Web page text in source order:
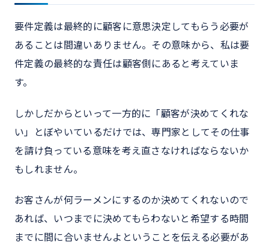
要件定義は最終的に顧客に意思決定してもらう必要が
あることは間違いありません。その意味から、私は要
件定義の最終的な責任は顧客側にあると考えていま
す。
しかしだからといって一方的に「顧客が決めてくれな
い」とぼやいているだけでは、専門家としてその仕事
を請け負っている意味を考え直さなければならないか
もしれません。
お客さんが何ラーメンにするのか決めてくれないので
あれば、いつまでに決めてもらわないと希望する時間
までに間に合いませんよということを伝える必要があ